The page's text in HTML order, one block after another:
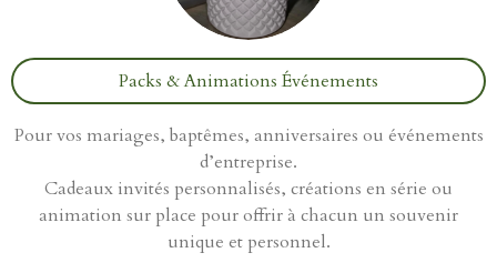
Packs & Animations Événements
Pour vos mariages, baptêmes, anniversaires ou événements
d’entreprise.
Cadeaux invités personnalisés, créations en série ou
animation sur place pour offrir à chacun un souvenir
unique et personnel.